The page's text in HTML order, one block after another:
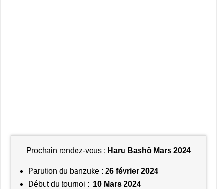
Prochain rendez-vous : Haru Bashô Mars 2024
Parution du banzuke :26 février 2024
Début du tournoi : 10 Mars 2024